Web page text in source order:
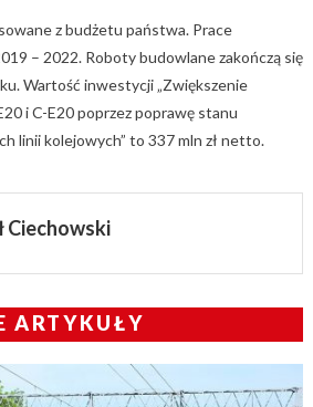
z budżetu państwa. Prace
– 2022. Roboty budowlane zakończą się
Wartość inwestycji „Zwiększenie
i C-E20 poprzez poprawę stanu
linii kolejowych” to 337 mln zł netto.
Ciechowski
ARTYKUŁY